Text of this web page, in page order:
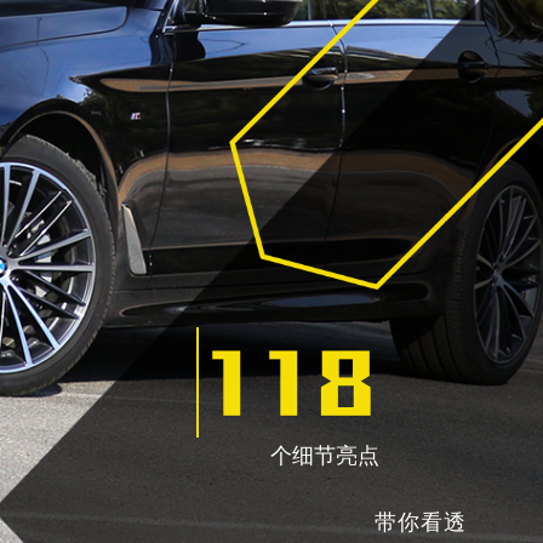
118
个细节亮点
带你看透